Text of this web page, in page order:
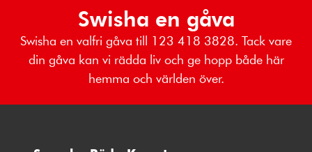
Swisha en gåva
Swisha en valfri gåva till 123 418 3828. Tack vare
din gåva kan vi rädda liv och ge hopp både här
hemma och världen över.